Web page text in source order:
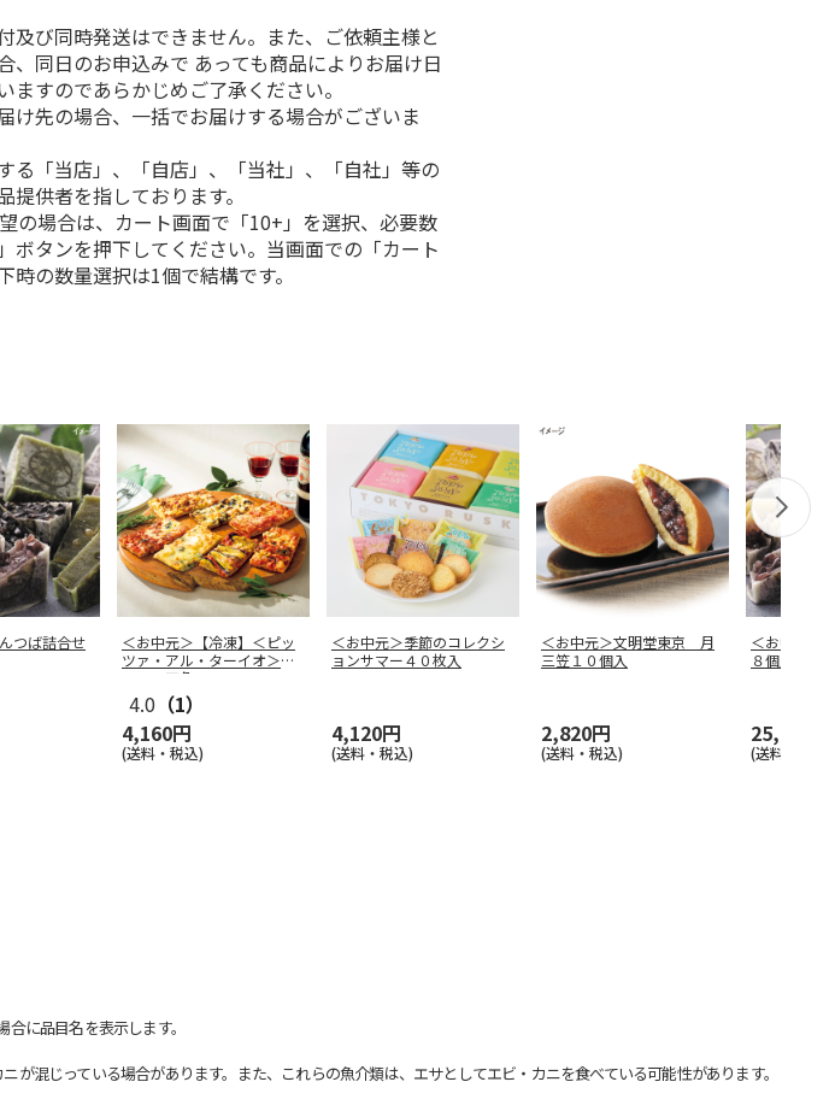
及び同時発送はできません。また、ご依頼主様と
、同日のお申込みで あっても商品によりお届け日
ますのであらかじめご了承ください。
け先の場合、一括でお届けする場合がございま
る「当店」、「自店」、「当社」、「自社」等の
提供者を指しております。
の場合は、カート画面で「10+」を選択、必要数
ボタンを押下してください。当画面での「カート
時の数量選択は1個で結構です。
つば詰合せ
＜お中元＞【冷凍】＜ピッ
ツァ・アル・ターイオ＞ロ
ーマの四角
4.0 （1）
4,160円
(送料・税込)
＜お中元＞季節のコレクシ
ョンサマー４０枚入
4,120円
(送料・税込)
＜お中元＞文明堂東京 月
三笠１０個入
2,820円
(送料・税込)
＜お中元＞
８個入
25,580円
(送料・税込)
に品目名を表示します。
混じっている場合があります。また、これらの魚介類は、エサとしてエビ・カニを食べている可能性があります。